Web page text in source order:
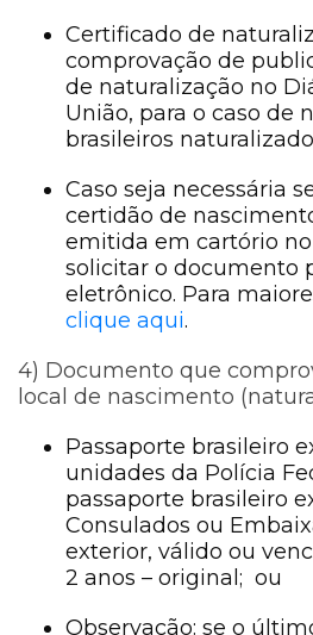
Certificado de
comprovação de
de naturalização no
União, para o caso de
brasileiros
Caso seja necessária
certidão de
emitida em cartório no
solicitar o documento
eletrônico. Para
clique aqui.
4) Documento que
local de nascimento
Passaporte brasileiro
unidades da Polícia
passaporte brasileiro
Consulados ou
exterior, válido ou
2 anos – original; ou
Observação: se o